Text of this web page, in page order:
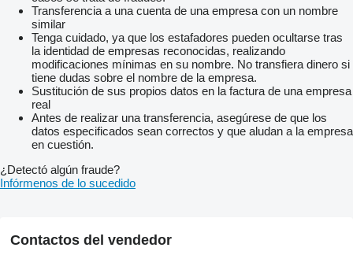
Transferencia a una cuenta de una empresa con un nombre
similar
Tenga cuidado, ya que los estafadores pueden ocultarse tras
la identidad de empresas reconocidas, realizando
modificaciones mínimas en su nombre. No transfiera dinero si
tiene dudas sobre el nombre de la empresa.
Sustitución de sus propios datos en la factura de una empresa
real
Antes de realizar una transferencia, asegúrese de que los
datos especificados sean correctos y que aludan a la empresa
en cuestión.
¿Detectó algún fraude?
Infórmenos de lo sucedido
Contactos del vendedor